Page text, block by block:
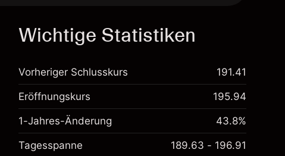
Wichtige Statistiken
Vorheriger Schlusskurs 191.41
Eröffnungskurs 195.94
1-Jahres-Änderung 43.8%
Tagesspanne 189.63 - 196.91